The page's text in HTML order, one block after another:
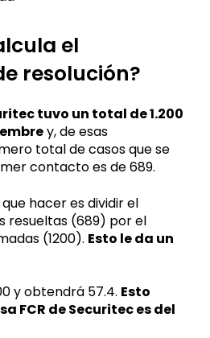
el
resolución?
tuvo un total de 1.200
y, de esas
total de casos que se
contacto es de 689.
hacer es dividir el
resueltas (689) por el
(1200). Esto le da un
y obtendrá 57.4. Esto
FCR de Securitec es del